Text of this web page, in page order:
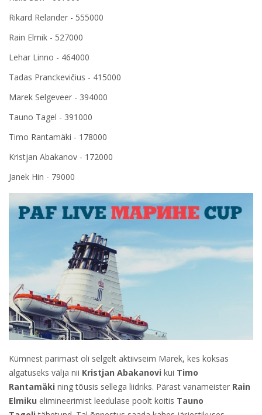
Rikard Relander - 555000
Rain Elmik - 527000
Lehar Linno - 464000
Tadas Pranckevičius - 415000
Marek Selgeveer - 394000
Tauno Tagel - 391000
Timo Rantamäki - 178000
Kristjan Abakanov - 172000
Janek Hin - 79000
Kümnest parimast oli selgelt aktiivseim Marek, kes koksas
algatuseks välja nii Kristjan Abakanovi kui Timo
Rantamäki ning tõusis sellega liidriks. Pärast vanameister Rain
Elmiku elimineerimist leedulase poolt koitis Tauno